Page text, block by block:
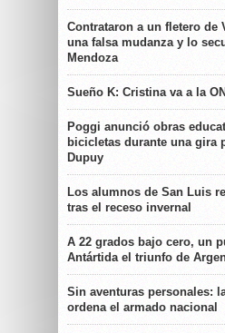
Contrataron a un fletero de
una falsa mudanza y lo
Mendoza
Sueño K: Cristina va a la
Poggi anunció obras
bicicletas durante una gira
Dupuy
Los alumnos de San Luis
tras el receso invernal
A 22 grados bajo cero, un
Antártida el triunfo de
Sin aventuras personales:
ordena el armado nacional